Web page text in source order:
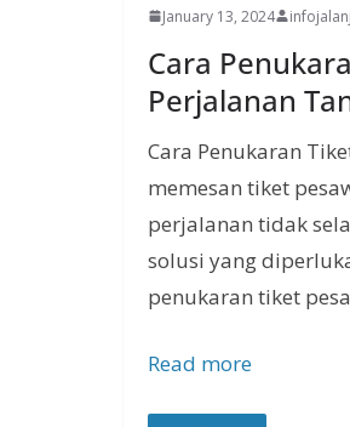
January 13, 2024
Cara
Perjalanan
Cara Penukaran
memesan tiket
perjalanan tidak
solusi yang
penukaran tiket
Read more